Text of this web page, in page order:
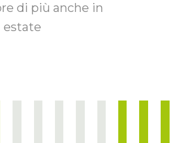
di più anche in
estate